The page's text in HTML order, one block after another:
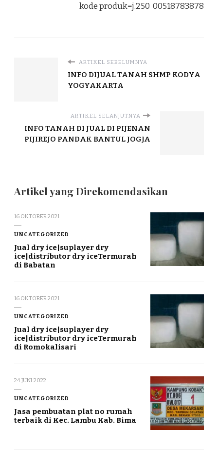
kode produk=j.250 00518783878
ARTIKEL SEBELUMNYA
INFO DIJUAL TANAH SHMP KODYA
YOGYAKARTA
ARTIKEL SELANJUTNYA
INFO TANAH DI JUAL DI PIJENAN
PIJIREJO PANDAK BANTUL JOGJA
Artikel yang Direkomendasikan
16 OKTOBER 2021
UNCATEGORIZED
Jual dry ice|suplayer dry
ice|distributor dry iceTermurah
di Babatan
16 OKTOBER 2021
UNCATEGORIZED
Jual dry ice|suplayer dry
ice|distributor dry iceTermurah
di Romokalisari
24 JUNI 2022
UNCATEGORIZED
Jasa pembuatan plat no rumah
terbaik di Kec. Lambu Kab. Bima